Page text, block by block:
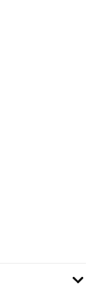
gekauft,
entschärfen.
ist. Die Wärme
montiert,
die von der
Paneele
etwas
gewärmt,
regelmäßig die
Bauform ist